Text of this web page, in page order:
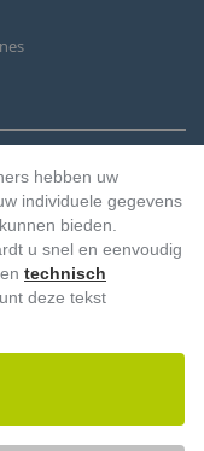
hebben uw
individuele gegevens
bieden.
u snel en eenvoudig
technisch
deze tekst